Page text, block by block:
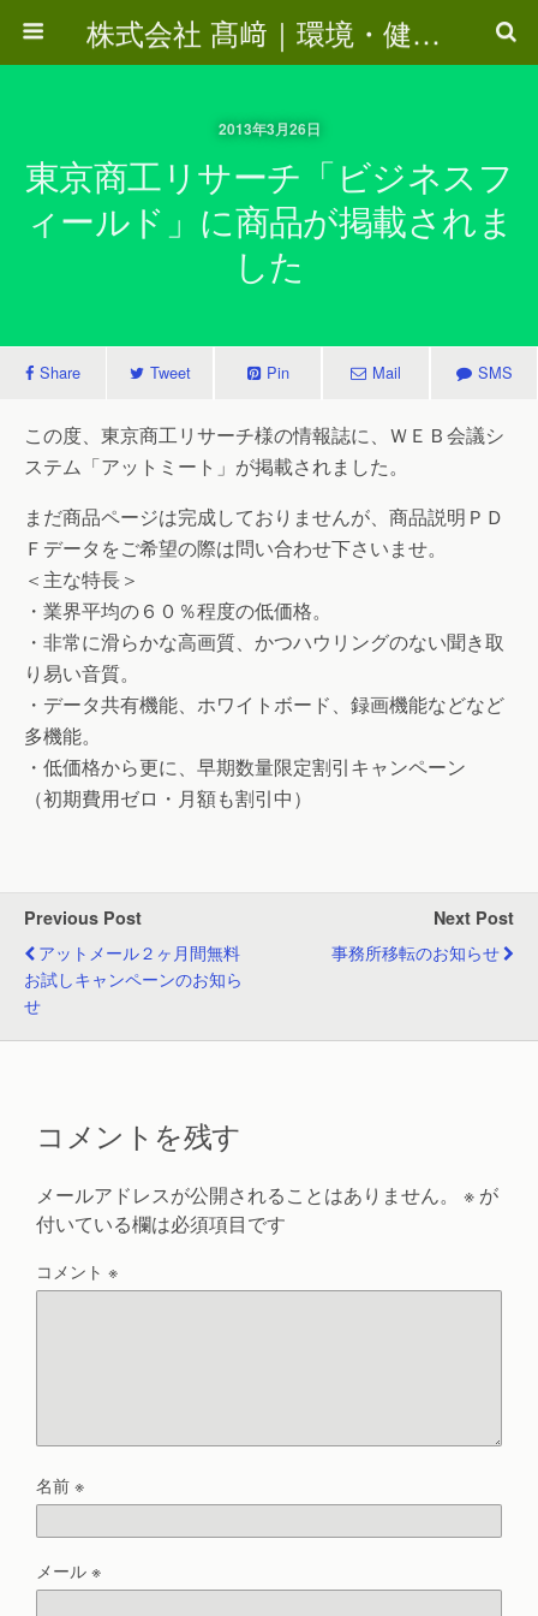
株式会社 髙﨑｜環境・健康・エコ・インターネットビジネスツール・木材関連
2013年3月26日
東京商工リサーチ「ビジネスフ
ィールド」に商品が掲載されま
した
Share Tweet Pin Mail SMS
この度、東京商工リサーチ様の情報誌に、ＷＥＢ会議シ
ステム「アットミート」が掲載されました。
まだ商品ページは完成しておりませんが、商品説明ＰＤ
Ｆデータをご希望の際は問い合わせ下さいませ。
＜主な特長＞
・業界平均の６０％程度の低価格。
・非常に滑らかな高画質、かつハウリングのない聞き取
り易い音質。
・データ共有機能、ホワイトボード、録画機能などなど
多機能。
・低価格から更に、早期数量限定割引キャンペーン
（初期費用ゼロ・月額も割引中）
Previous Post
アットメール２ヶ月間無料
お試しキャンペーンのお知ら
せ
Next Post
事務所移転のお知らせ
コメントを残す
メールアドレスが公開されることはありません。 ※ が
付いている欄は必須項目です
コメント ※
名前※
メール※